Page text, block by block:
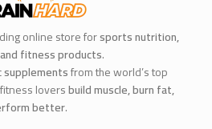
online store forsports nutrition,
fitness products.
supplementsfrom the world’s top
loversbuild muscle, burn fat,
better.